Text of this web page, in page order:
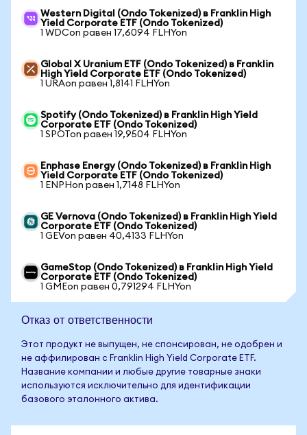
Western Digital (Ondo Tokenized) в Franklin High
Yield Corporate ETF (Ondo Tokenized)
1 WDCon равен 17,6094 FLHYon
Global X Uranium ETF (Ondo Tokenized) в Franklin
High Yield Corporate ETF (Ondo Tokenized)
1 URAon равен 1,8141 FLHYon
Spotify (Ondo Tokenized) в Franklin High Yield
Corporate ETF (Ondo Tokenized)
1 SPOTon равен 19,9504 FLHYon
Enphase Energy (Ondo Tokenized) в Franklin High
Yield Corporate ETF (Ondo Tokenized)
1 ENPHon равен 1,7148 FLHYon
GE Vernova (Ondo Tokenized) в Franklin High Yield
Corporate ETF (Ondo Tokenized)
1 GEVon равен 40,4133 FLHYon
GameStop (Ondo Tokenized) в Franklin High Yield
Corporate ETF (Ondo Tokenized)
1 GMEon равен 0,791294 FLHYon
Отказ от ответственности
Этот продукт не выпущен, не спонсирован, не одобрен и
не аффилирован с Franklin High Yield Corporate ETF.
Название компании и любые другие товарные знаки
используются исключительно для идентификации
базового эталонного актива.